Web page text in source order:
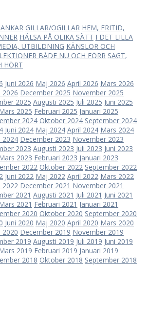
GILLAR/OGILLAR HEM, FRITID,
HÄLSA PÅ OLIKA SÄTT I DET LILLA
UTBILDNING KÄNSLOR OCH
BÅDE NU OCH FÖRR SAGT,
HÖRT
Juni 2026 Maj 2026 April 2026 Mars 2026
2026 December 2025 November 2025
2025 Augusti 2025 Juli 2025 Juni 2025
2025 Februari 2025 Januari 2025
2024 Oktober 2024 September 2024
Juni 2024 Maj 2024 April 2024 Mars 2024
2024 December 2023 November 2023
2023 Augusti 2023 Juli 2023 Juni 2023
2023 Februari 2023 Januari 2023
2022 Oktober 2022 September 2022
Juni 2022 Maj 2022 April 2022 Mars 2022
2022 December 2021 November 2021
2021 Augusti 2021 Juli 2021 Juni 2021
2021 Februari 2021 Januari 2021
2020 Oktober 2020 September 2020
Juni 2020 Maj 2020 April 2020 Mars 2020
2020 December 2019 November 2019
2019 Augusti 2019 Juli 2019 Juni 2019
2019 Februari 2019 Januari 2019
2018 Oktober 2018 September 2018